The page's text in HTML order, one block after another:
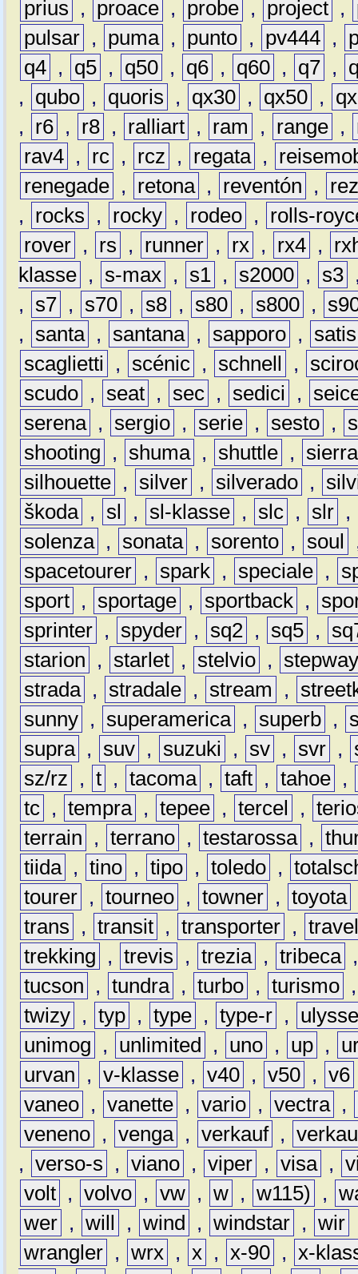
prius
, proace , probe , project ,
pulsar , puma , punto , pv444 ,
q4 , q5 , q50 , q6 , q60 , q7 ,
,
qubo , quoris , qx30 , qx50 ,
,
r6 , r8 , ralliart , ram , range ,
rav4 , rc , rcz , regata ,
renegade , retona , reventón ,
,
rocks , rocky , rodeo ,
rolls-
rover , rs , runner , rx , rx4 ,
klasse , s-max , s1 , s2000 , s3
,
s7 , s70 , s8 , s80 , s800 ,
,
santa , santana , sapporo ,
satis
scaglietti
, scénic , schnell ,
scudo , seat , sec , sedici ,
serena , sergio , serie , sesto ,
shooting
, shuma , shuttle ,
sierra
silhouette , silver , silverado ,
škoda , sl , sl-klasse , slc , slr ,
solenza , sonata , sorento , soul
spacetourer , spark , speciale ,
sport , sportage , sportback ,
sprinter , spyder , sq2 , sq5 ,
starion
, starlet , stelvio ,
strada , stradale , stream ,
sunny , superamerica , superb ,
supra , suv , suzuki , sv , svr ,
sz/rz
, t , tacoma , taft , tahoe ,
tc , tempra , tepee , tercel ,
terrain
, terrano , testarossa ,
tiida , tino , tipo , toledo ,
tourer , tourneo , towner , toyota
trans
, transit , transporter ,
trekking
, trevis , trezia , tribeca
tucson
, tundra , turbo , turismo
twizy , typ , type , type-r ,
unimog
, unlimited , uno , up ,
urvan
, v-klasse , v40 , v50 , v6
vaneo , vanette , vario , vectra ,
veneno , venga , verkauf ,
, verso-s , viano , viper , visa ,
volt , volvo , vw , w , w115) ,
wer , will , wind , windstar , wir
wrangler , wrx , x , x-90 , x-